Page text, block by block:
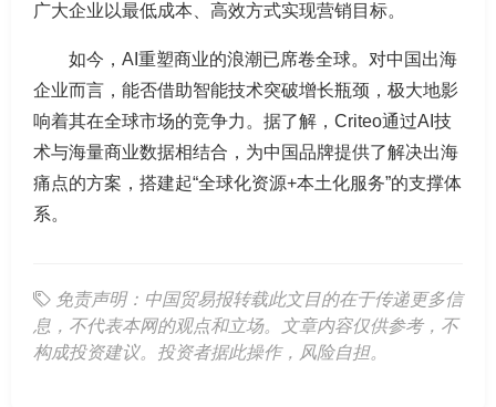
广大企业以最低成本、高效方式实现营销目标。
如今，AI重塑商业的浪潮已席卷全球。对中国出海
企业而言，能否借助智能技术突破增长瓶颈，极大地影
响着其在全球市场的竞争力。据了解，Criteo通过AI技
术与海量商业数据相结合，为中国品牌提供了解决出海
痛点的方案，搭建起“全球化资源+本土化服务”的支撑体
系。
免责声明：中国贸易报转载此文目的在于传递更多信
息，不代表本网的观点和立场。文章内容仅供参考，不
构成投资建议。投资者据此操作，风险自担。